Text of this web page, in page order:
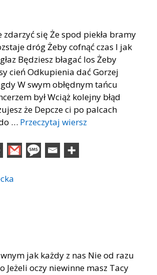
zdarzyć się Że spod piekła bramy
dróg Żeby cofnąć czas I jak
Będziesz błagać los Żeby
cień Odkupienia dać Gorzej
W swym obłędnym tańcu
był Wciąż kolejny błąd
że Depcze ci po palcach
… Przeczytaj wiersz
jak każdy z nas Nie od razu
Jeżeli oczy niewinne masz Tacy